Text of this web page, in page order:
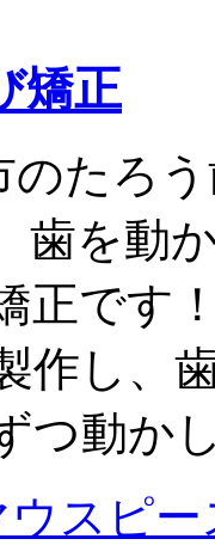
矯正
のたろ
歯を動
正です
作し、
つ動か
ウスピー